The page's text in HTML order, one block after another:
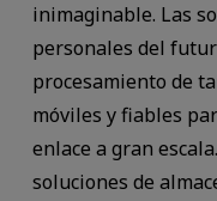
inimaginable. Las
personales del
procesamiento de
móviles y fiables
enlace a gran
soluciones de